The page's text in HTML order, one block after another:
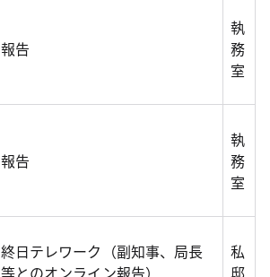
報告
執
務
室
報告
執
務
室
終日テレワーク（副知事、局長
等とのオンライン報告）
私
邸